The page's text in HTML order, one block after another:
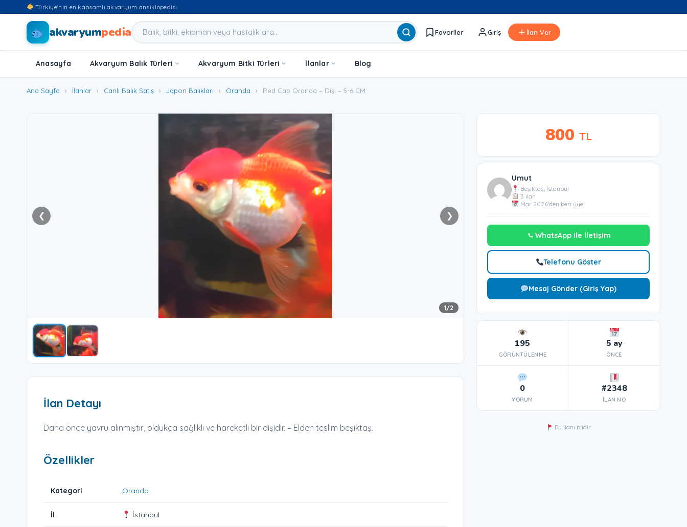
Türkiye'nin en kapsamlı akvaryum ansiklopedisi
akvaryumpedia Favoriler Giriş İlan Ver
Anasayfa Akvaryum Balık Türleri Akvaryum Bitki Türleri İlanlar Blog
Ana Sayfa › İlanlar › Canlı Balık Satış › Japon Balıkları › Oranda › Red Cap Oranda – Dişi – 5-6 CM
❮ ❯
1/2
İlan Detayı
Daha önce yavru alınmıştır, oldukça sağlıklı ve hareketli bir dişidir. – Elden teslim beşiktaş.
Özellikler
Kategori Oranda
İl İstanbul
800 TL
Umut
Beşiktaş, İstanbul
3 ilan
Mar 2026'den beri üye
WhatsApp ile İletişim
Telefonu Göster
Mesaj Gönder (Giriş Yap)
195
GÖRÜNTÜLENME
5 ay
ÖNCE
0
YORUM
#2348
İLAN NO
Bu ilanı bildir